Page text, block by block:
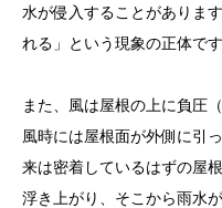
水が侵入することがありま
れる」という現象の正体です
また、風は屋根の上に負圧
風時には屋根面が外側に引
来は密着しているはずの屋
浮き上がり、そこから雨水